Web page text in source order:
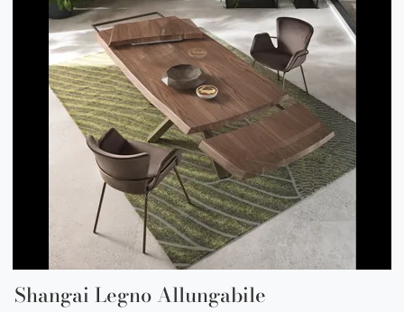
Shangai Legno Allungabile